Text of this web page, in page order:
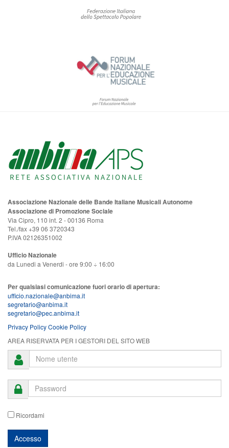
Associazione Nazionale delle Bande Italiane Musicali Autonome
Associazione di Promozione Sociale
Via Cipro, 110 int. 2 - 00136 Roma
Tel./fax +39 06 3720343
P.IVA 02126351002
Ufficio Nazionale
da Lunedi a Venerdi - ore 9:00 ÷ 16:00
Per qualsiasi comunicazione fuori orario di apertura:
ufficio.nazionale@anbima.it
segretario@anbima.it
segretario@pec.anbima.it
Privacy PolicyCookie Policy
AREA RISERVATA PER I GESTORI DEL SITO WEB
Ricordami